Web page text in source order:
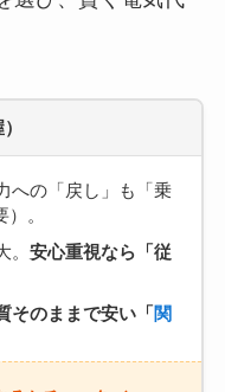
への「戻し」も「乗
。
安心重視なら「従
そのままで安い「 関